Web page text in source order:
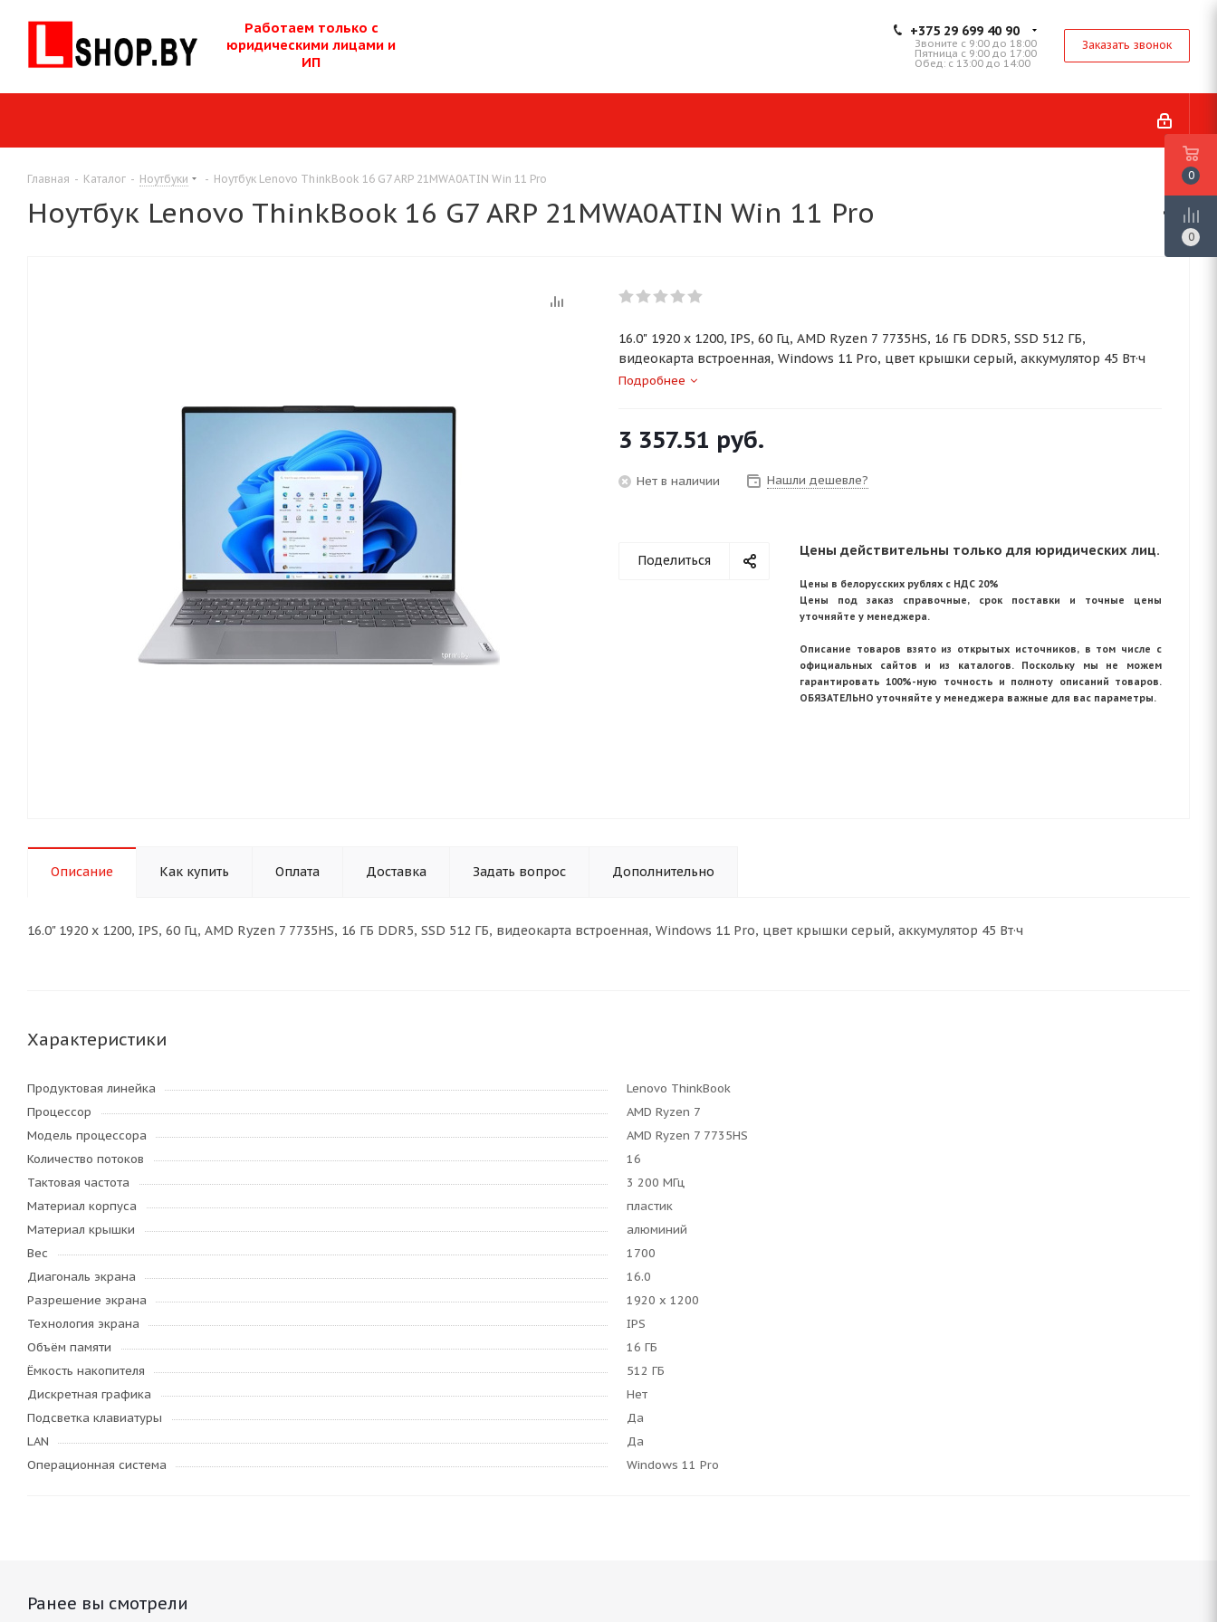
Работаем только с
юридическими лицами и
ИП
+375 29 699 40 90
Звоните с 9:00 до 18:00
Пятница с 9:00 до 17:00
Обед: с 13:00 до 14:00
Заказать звонок
Главная - Каталог - Ноутбуки - Ноутбук Lenovo ThinkBook 16 G7 ARP 21MWA0ATIN Win 11 Pro
Ноутбук Lenovo ThinkBook 16 G7 ARP 21MWA0ATIN Win 11 Pro
16.0" 1920 x 1200, IPS, 60 Гц, AMD Ryzen 7 7735HS, 16 ГБ DDR5, SSD 512 ГБ,
видеокарта встроенная, Windows 11 Pro, цвет крышки серый, аккумулятор 45 Вт·ч
Подробнее
3 357.51 руб.
Нет в наличии Нашли дешевле?
Поделиться
Цены действительны только для юридических лиц.
Цены в белорусских рублях с НДС 20%
Цены под заказ справочные, срок поставки и точные цены
уточняйте у менеджера.
Описание товаров взято из открытых источников, в том числе с
официальных сайтов и из каталогов. Поскольку мы не можем
гарантировать 100%-ную точность и полноту описаний товаров.
ОБЯЗАТЕЛЬНО уточняйте у менеджера важные для вас параметры.
Описание Как купить Оплата Доставка Задать вопрос Дополнительно
16.0" 1920 x 1200, IPS, 60 Гц, AMD Ryzen 7 7735HS, 16 ГБ DDR5, SSD 512 ГБ, видеокарта встроенная, Windows 11 Pro, цвет крышки серый, аккумулятор 45 Вт·ч
Характеристики
Продуктовая линейка
Lenovo ThinkBook
Процессор
AMD Ryzen 7
Модель процессора
AMD Ryzen 7 7735HS
Количество потоков
16
Тактовая частота
3 200 МГц
Материал корпуса
пластик
Материал крышки
алюминий
Вес
1700
Диагональ экрана
16.0
Разрешение экрана
1920 x 1200
Технология экрана
IPS
Объём памяти
16 ГБ
Ёмкость накопителя
512 ГБ
Дискретная графика
Нет
Подсветка клавиатуры
Да
LAN
Да
Операционная система
Windows 11 Pro
Ранее вы смотрели
0
0